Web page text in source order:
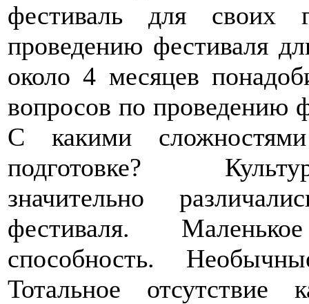
фестиваль для своих
проведению фестиваля
около 4 месяцев
вопросов по проведению
С какими
подготовке?
значительно
фестиваля. Маленькое
способность.
Тотальное отсутствие